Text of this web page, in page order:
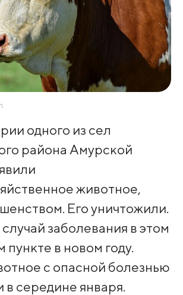
одного из сел
района Амурской
животное,
Его уничтожили.
заболевания в этом
пункте в новом году.
с опасной болезнью
в середине января.